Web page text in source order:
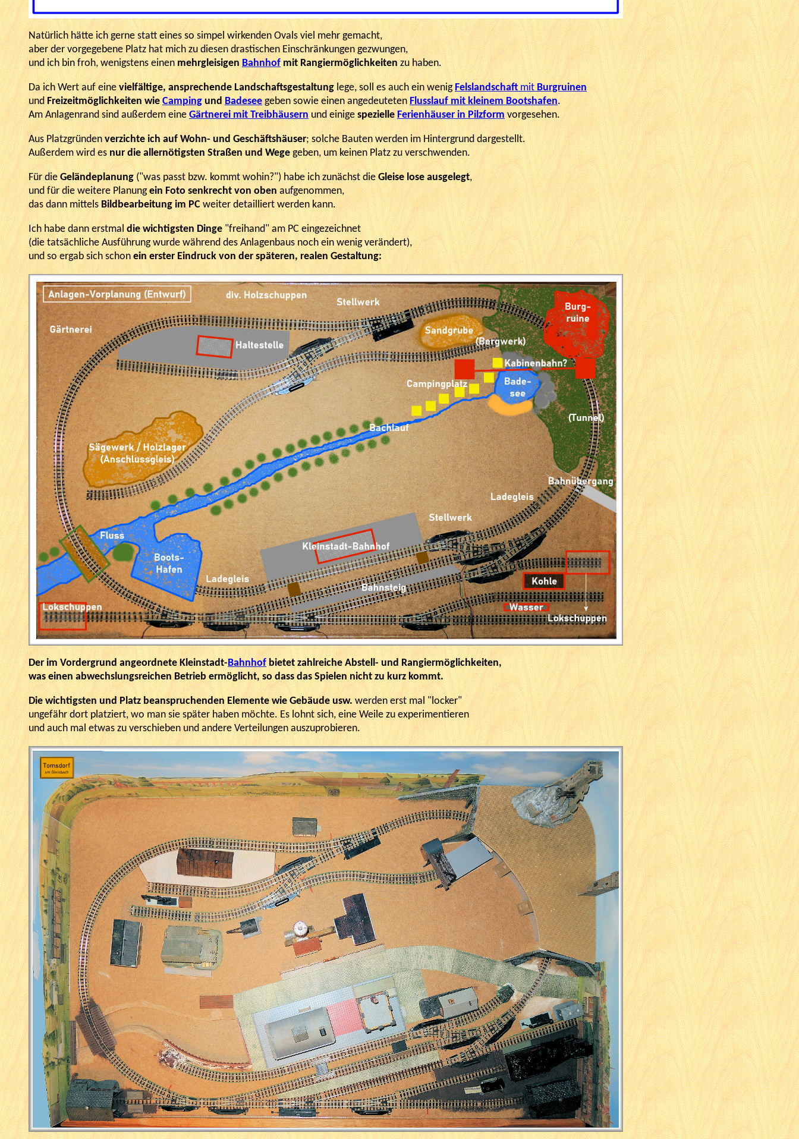
Natürlich hätte ich gerne statt eines so simpel wirkenden Ovals viel mehr gemacht,
aber der vorgegebene Platz hat mich zu diesen drastischen Einschränkungen gezwungen,
und ich bin froh, wenigstens einenmehrgleisigenBahnhofmit Rangiermöglichkeitenzu haben.
Da ich Wert auf einevielfältige, ansprechende Landschaftsgestaltunglege, soll es auch ein wenigFelslandschaftmitBurgruinen
undFreizeitmöglichkeiten wieCampingundBadeseegeben sowie einen angedeutetenFlusslauf mit kleinem Bootshafen.
Am Anlagenrand sind außerdem eineGärtnerei mit Treibhäusernund einigespezielleFerienhäuser in Pilzformvorgesehen.
Aus Platzgründenverzichte ich auf Wohn- und Geschäftshäuser; solche Bauten werden im Hintergrund dargestellt.
Außerdem wird esnur die allernötigsten Straßen und Wegegeben, um keinen Platz zu verschwenden.
Für dieGeländeplanung("was passt bzw. kommt wohin?") habe ich zunächst dieGleise lose ausgelegt,
und für die weitere Planungein Foto senkrecht von obenaufgenommen,
das dann mittelsBildbearbeitung im PCweiter detailliert werden kann.
Ich habe dann erstmaldie wichtigsten Dinge"freihand" am PC eingezeichnet
(die tatsächliche Ausführung wurde während des Anlagenbaus noch ein wenig verändert),
und so ergab sich schonein erster Eindruck von der späteren, realen Gestaltung:
Der im Vordergrund angeordnete Kleinstadt-Bahnhofbietet zahlreiche Abstell- und Rangiermöglichkeiten,
was einen abwechslungsreichen Betrieb ermöglicht, so dass das Spielen nicht zu kurz kommt.
Die wichtigsten und Platz beanspruchenden Elemente wie Gebäude usw.werden erst mal "locker"
ungefähr dort platziert, wo man sie später haben möchte. Es lohnt sich, eine Weile zu experimentieren
und auch mal etwas zu verschieben und andere Verteilungen auszuprobieren.